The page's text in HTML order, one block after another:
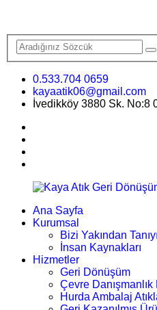
0.533.704 0659
kayaatik06@gmail.com
İvedikköy 3880 Sk. No:8
Ana Sayfa
Kurumsal
Bizi Yakından
İnsan Kaynakları
Hizmetler
Geri Dönüşüm
Çevre
Hurda Ambalaj